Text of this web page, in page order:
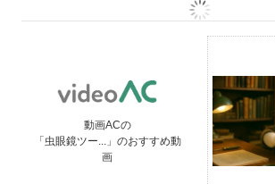
動画ACの
「虫眼鏡ツー...」のおすすめ動
画